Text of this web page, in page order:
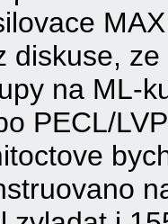
diskuse,
na ML-
PECL/